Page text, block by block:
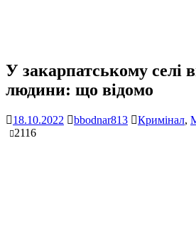
У закарпатському селі
людини: що відомо
18.10.2022 bbodnar813 Кримінал,
2116